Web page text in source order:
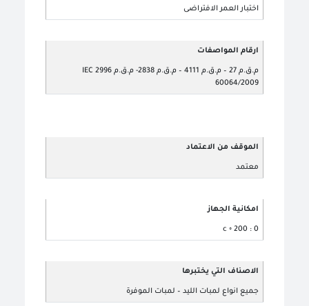
اختبار العمر الافتراضى
ارقام المواصفات
م.ق.م 27 – م.ق.م 4111 – م.ق.م 2838- م.ق.م 2996 IEC
60064/2009
الموقف من الاعتماد
معتمد
امكانية الجهاز
0 : 200 ◦ c
الاصناف التي يختبرها
جميع انواع لمبات الليد – لمبات الموفرة